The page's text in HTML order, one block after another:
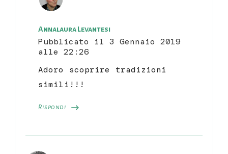
Annalaura Levantesi
Pubblicato il 3 Gennaio 2019
alle 22:26
Rispondi
Adoro scoprire tradizioni
simili!!!